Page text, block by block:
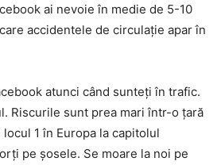
ai nevoie în medie de 5-10
accidentele de circulație apar în
atunci când sunteți în trafic.
Riscurile sunt prea mari într-o țară
1 în Europa la capitolul
pe șosele. Se moare la noi pe